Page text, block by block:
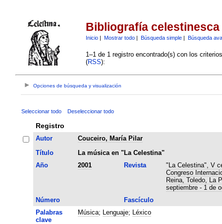
Bibliografía celestinesca
Inicio| Mostrar todo| Búsqueda simple| Búsqueda
1–1 de 1 registro encontrado(s) con los
(RSS):
Opciones de búsqueda y visualización
Seleccionar todo Deseleccionar todo
Registro
Autor
Couceiro, María Pilar
Título
La música en "La Celestina"
Año
2001 Revista
"La Celestina", V
Congreso
Reina, Toledo, La
septiembre - 1 de
Número
Fascículo
Palabras
clave
Música; Lenguaje; Léxico